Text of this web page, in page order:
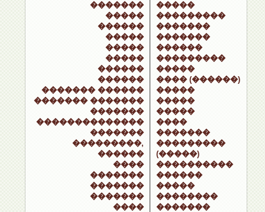
�������
�����
������
�����
�����
�����
������
������
������� ������
������� �������
�������
��������������
�������
���������,
������
����
�������
�������
�������
����
�����
���������
�������
�������
������
���������
�����
���� (������)
�����
�����
�����
����
�������
���������
(�����)
����������
������
�����
��������
�������